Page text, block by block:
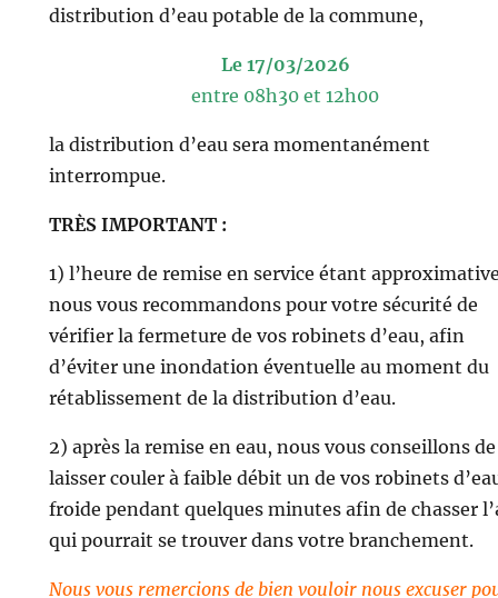
distribution d’eau potable de la commune,
Le 17/03/2026
entre 08h30 et 12h00
la distribution d’eau sera momentanément
interrompue.
TRÈS IMPORTANT :
1) l’heure de remise en service étant
nous vous recommandons pour votre sécurité de
vérifier la fermeture de vos robinets d’eau, afin
d’éviter une inondation éventuelle au moment du
rétablissement de la distribution d’eau.
2) après la remise en eau, nous vous conseillons de
laisser couler à faible débit un de vos robinets
froide pendant quelques minutes afin de chasser
qui pourrait se trouver dans votre branchement.
Nous vous remercions de bien vouloir nous excuser